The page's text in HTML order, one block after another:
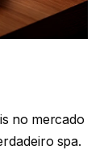
no mercado
spa.